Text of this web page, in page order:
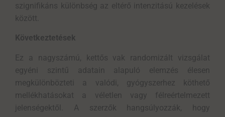
szignifikáns különbség az eltérő intenzitású kezelések
között.
Következtetések
Ez a nagyszámú, kettős vak randomizált vizsgálat
egyéni szintű adatain alapuló elemzés élesen
megkülönbözteti a valódi, gyógyszerhez köthető
mellékhatásokat a véletlen vagy félreértelmezett
jelenségektől. A szerzők hangsúlyozzák, hogy